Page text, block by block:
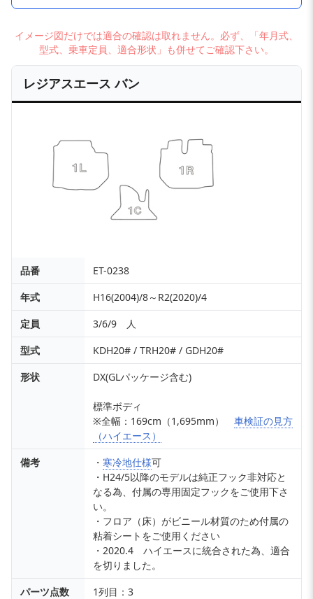
イメージ図だけでは適合の確認は取れません。必ず、「年月式、
型式、乗車定員、適合形状」も併せてご確認下さい。
レジアスエース バン
品番
ET-0238
年式
H16(2004)/8～R2(2020)/4
定員
3/6/9 人
型式
KDH20# / TRH20# / GDH20#
形状
DX(GLパッケージ含む)
標準ボディ
※全幅：169cm（1,695mm） 車検証の見方
（ハイエース）
備考
・ 寒冷地仕様可
・H24/5以降のモデルは純正フック非対応と
なる為、付属の専用固定フックをご使用下さ
い。
・フロア（床）がビニール材質のため付属の
粘着シートをご使用ください
・2020.4 ハイエースに統合された為、適合
を切りました。
パーツ点数
1列目：3